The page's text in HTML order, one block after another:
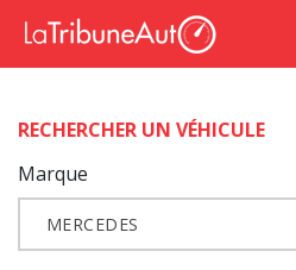
RECHERCHER UN VÉHICULE
Marque
MERCEDES